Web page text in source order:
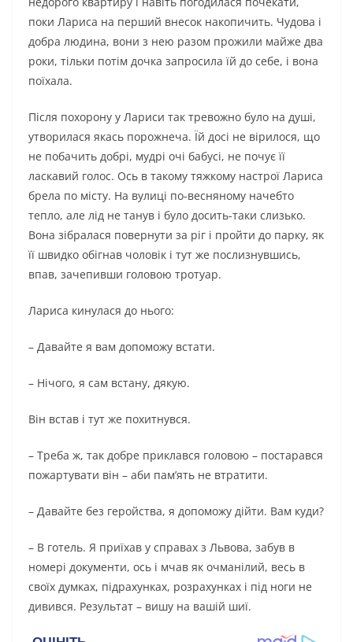
поки Лариса на перший внесок накопичить. Чудова і
добра людина, вони з нею разом прожили майже два
роки, тільки потім дочка запросила їй до себе, і вона
поїхала.
Після похорону у Лариси так тревожно було на душі,
утворилася якась порожнеча. Їй досі не вірилося, що
не побачить добрі, мудрі очі бабусі, не почує її
ласкавий голос. Ось в такому тяжкому настрої Лариса
брела по місту. На вулиці по-весняному начебто
тепло, але лід не танув і було досить-таки слизько.
Вона зібралася повернути за ріг і пройти до парку, як
її швидко обігнав чоловік і тут же послизнувшись,
впaв, зачепивши головою тротуар.
Лариса кинулася до нього:
– Давайте я вам допоможу встати.
– Нічого, я сам встану, дякую.
Він встав і тут же похитнувся.
– Треба ж, так добре приклався головою – постарався
пожартувати він – аби пам’ять не втратити.
– Давайте без геройства, я допоможу дійти. Вам куди?
– В готель. Я приїхав у справах з Львова, забув в
номері документи, ось і мчав як очманілий, весь в
своїх думках, підрахунках, розрахунках і під ноги не
дивився. Результат – вишу на вашій шиї.